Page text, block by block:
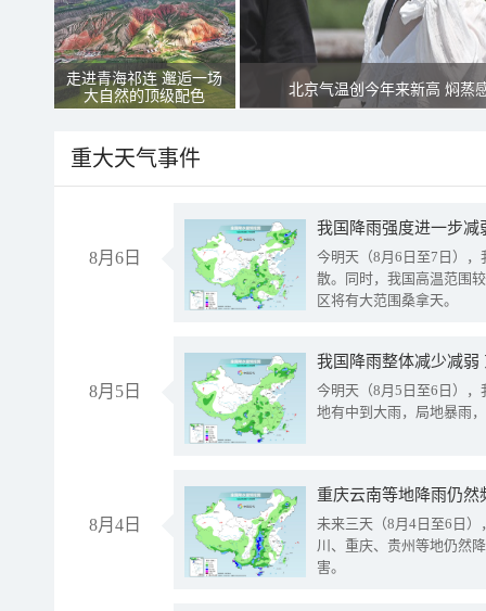
走进青海祁连 邂逅一场
大自然的顶级配色
北京气温创今年来新高 焖蒸
重大天气事件
8月6日
今明天（8月6日至7日）
散。同时，我国高温范围
区将有大范围桑拿天。
8月5日
我国降雨整体减少减弱
今明天（8月5日至6日）
地有中到大雨，局地暴雨
8月4日
重庆云南等地降雨仍然
未来三天（8月4日至6日
川、重庆、贵州等地仍然
害。